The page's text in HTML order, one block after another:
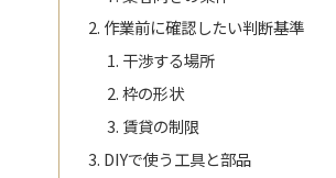
作業前に確認したい判断基準
干渉する場所
枠の形状
賃貸の制限
DIYで使う工具と部品